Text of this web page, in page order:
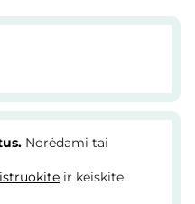
Norėdami tai
ir keiskite